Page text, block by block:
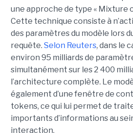
une approche de type « Mixture
Cette technique consiste à
des paramètres du modèle lors
requête. Selon Reuters, dans le
environ 95 milliards de
simultanément sur les 2 400
l’architecture complète. Le
également d’une fenêtre de
tokens, ce qui lui permet de
importants d’informations au
interaction.